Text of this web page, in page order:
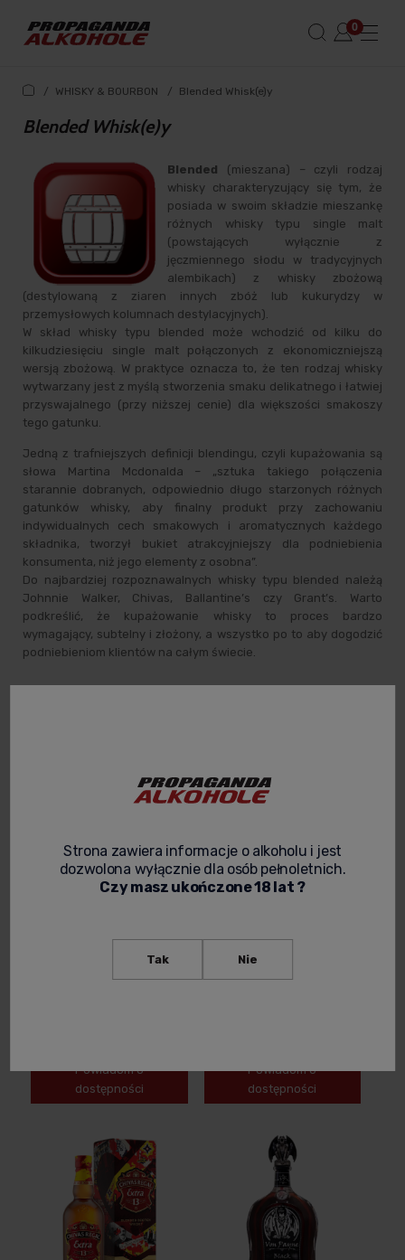
/ WHISKY & BOURBON / Blended Whisk(e)y
Blended Whisk(e)y
Blended (mieszana) – czyli rodzaj
whisky charakteryzujący się tym, że
posiada w swoim składzie mieszankę
różnych whisky typu single malt
(powstających wyłącznie z
jęczmiennego słodu w tradycyjnych
alembikach) z whisky zbożową
(destylowaną z ziaren innych zbóż lub kukurydzy w
przemysłowych kolumnach destylacyjnych).
W skład whisky typu blended może wchodzić od kilku do
kilkudziesięciu single malt połączonych z ekonomiczniejszą
wersją zbożową. W praktyce oznacza to, że ten rodzaj whisky
wytwarzany jest z myślą stworzenia smaku delikatnego i łatwiej
przyswajalnego (przy niższej cenie) dla większości smakoszy
tego gatunku.
Jedną z trafniejszych definicji blendingu, czyli kupażowania są
słowa Martina Mcdonalda – „sztuka takiego połączenia
starannie dobranych, odpowiednio długo starzonych różnych
gatunków whisky, aby finalny produkt przy zachowaniu
indywidualnych cech smakowych i aromatycznych każdego
składnika, tworzył bukiet atrakcyjniejszy dla podniebienia
konsumenta, niż jego elementy z osobna”.
Do najbardziej rozpoznawalnych whisky typu blended należą
Johnnie Walker, Chivas, Ballantine’s czy Grant’s. Warto
podkreślić, że kupażowanie whisky to proces bardzo
wymagający, subtelny i złożony, a wszystko po to aby dogodzić
podniebieniom klientów na całym świecie.
Powiadom o
dostępności
Powiadom o
dostępności
Strona zawiera informacje o alkoholu i jest
dozwolona wyłącznie dla osób pełnoletnich.
Czy masz ukończone 18 lat ?
Tak Nie